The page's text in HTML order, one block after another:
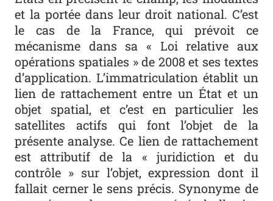
et la portée dans leur droit national. C’est
le cas de la France, qui prévoit ce
mécanisme dans sa « Loi relative aux
opérations spatiales » de 2008 et ses textes
d’application. L’immatriculation établit un
lien de rattachement entre un État et un
objet spatial, et c’est en particulier les
satellites actifs qui font l’objet de la
présente analyse. Ce lien de rattachement
est attributif de la « juridiction et du
contrôle » sur l’objet, expression dont il
fallait cerner le sens précis. Synonyme de